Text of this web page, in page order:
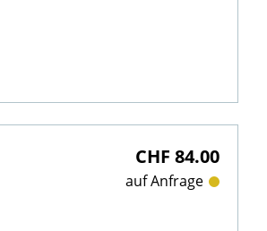
CHF 84.00
auf Anfrage